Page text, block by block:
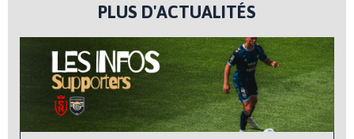
PLUS D'ACTUALITÉS